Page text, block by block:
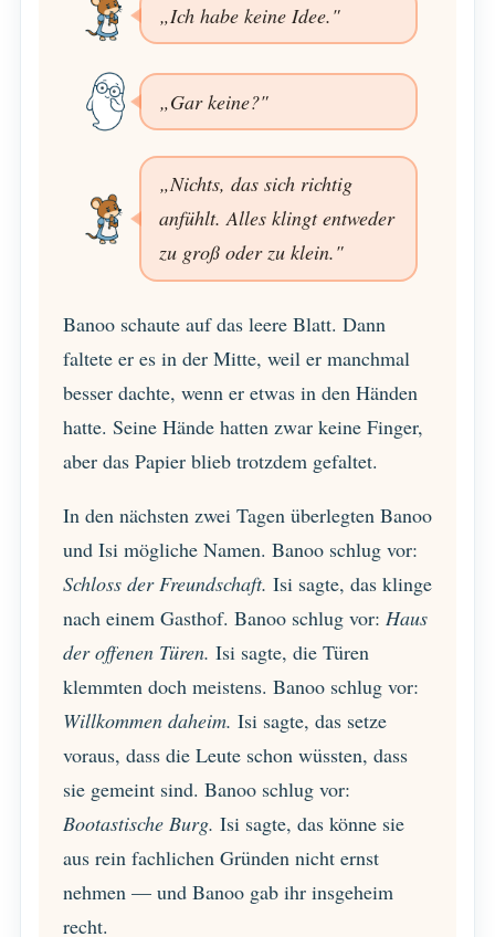
„Ich habe keine Idee."
„Gar keine?"
„Nichts, das sich richtig
anfühlt. Alles klingt entweder
zu groß oder zu klein."
Banoo schaute auf das leere Blatt. Dann
faltete er es in der Mitte, weil er manchmal
besser dachte, wenn er etwas in den Händen
hatte. Seine Hände hatten zwar keine Finger,
aber das Papier blieb trotzdem gefaltet.
In den nächsten zwei Tagen überlegten Banoo
und Isi mögliche Namen. Banoo schlug vor:
Schloss der Freundschaft. Isi sagte, das klinge
nach einem Gasthof. Banoo schlug vor: Haus
der offenen Türen. Isi sagte, die Türen
klemmten doch meistens. Banoo schlug vor:
Willkommen daheim. Isi sagte, das setze
voraus, dass die Leute schon wüssten, dass
sie gemeint sind. Banoo schlug vor:
Bootastische Burg. Isi sagte, das könne sie
aus rein fachlichen Gründen nicht ernst
nehmen — und Banoo gab ihr insgeheim
recht.